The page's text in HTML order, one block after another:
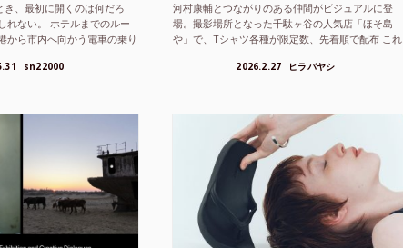
、最初に開くのは何だろ
れない。 ホテルまでのルー
から市内へ向かう電車の乗り
sn22000
河村康輔とつながりのある仲間がビジュアルに登
場。撮影場所となった千駄ヶ谷の人気店「ほそ島
や」で、Tシャツ各種が限定数、先着順で配布 これ
2026.2.27 ヒラバヤシ